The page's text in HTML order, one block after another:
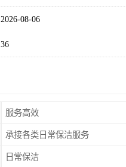
2026-08-06
36
服务高效
承接各类日常保洁服务
日常保洁